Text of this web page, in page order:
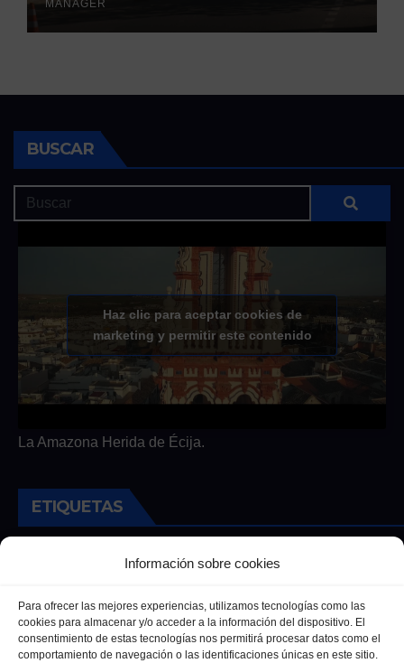
Información sobre cookies
Para ofrecer las mejores experiencias, utilizamos tecnologías como las
cookies para almacenar y/o acceder a la información del dispositivo. El
consentimiento de estas tecnologías nos permitirá procesar datos como el
comportamiento de navegación o las identificaciones únicas en este sitio.
MANAGER
BUSCAR
Haz clic para aceptar cookies de
marketing y permitir este contenido
La Amazona Herida de Écija.
ETIQUETAS
Andalucía Cultura Deportes